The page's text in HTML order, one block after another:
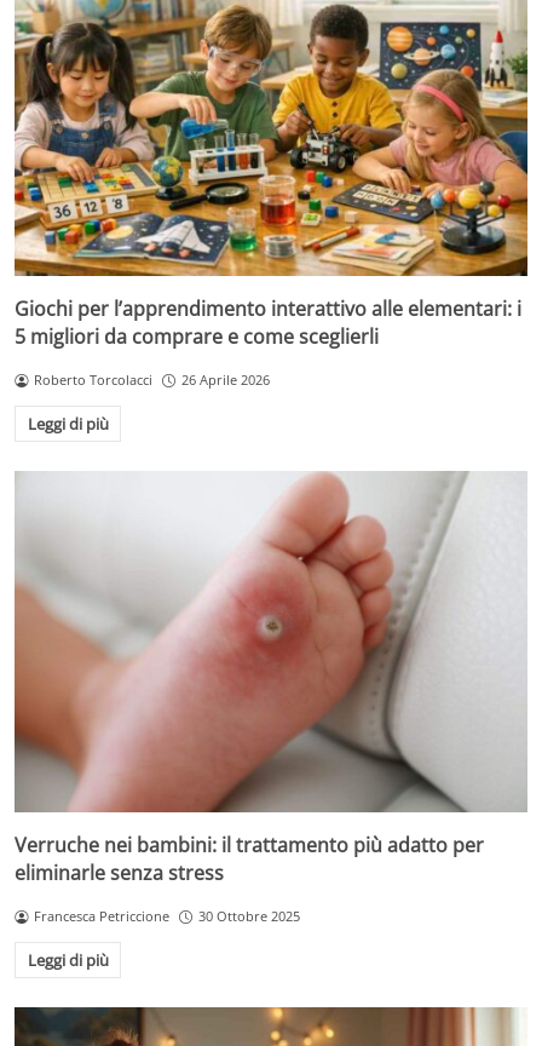
Giochi per l’apprendimento interattivo alle elementari: i
5 migliori da comprare e come sceglierli
Roberto Torcolacci 26 Aprile 2026
Leggi di più
Verruche nei bambini: il trattamento più adatto per
eliminarle senza stress
Francesca Petriccione 30 Ottobre 2025
Leggi di più